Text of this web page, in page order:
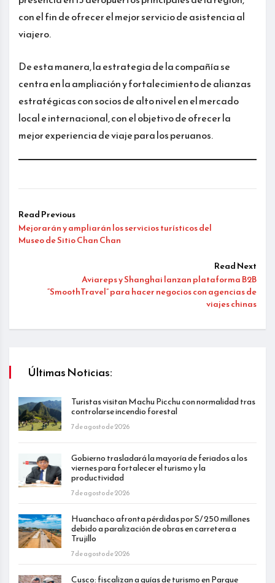
con el fin de ofrecer el mejor servicio de asistencia al
viajero.
De esta manera, la estrategia de la compañía se
centra en la ampliación y fortalecimiento de alianzas
estratégicas con socios de alto nivel en el mercado
local e internacional, con el objetivo de ofrecer la
mejor experiencia de viaje para los peruanos.
Read Previous
Mejorarán y ampliarán los servicios turísticos del
Museo de Sitio Chan Chan
Read Next
Aviareps y Shanghai lanzan plataforma B2B
“SmoothTravel” para hacer negocios con agencias de
viajes chinas
Últimas Noticias:
Turistas visitan Machu Picchu con normalidad tras
controlarse incendio forestal
7 de agosto de 2026
Gobierno trasladará la mayoría de feriados a los
viernes para fortalecer el turismo y la
productividad
7 de agosto de 2026
Huanchaco afronta pérdidas por S/ 250 millones
debido a paralización de obras en carretera a
Trujillo
7 de agosto de 2026
Cusco: fiscalizan a guías de turismo en Parque